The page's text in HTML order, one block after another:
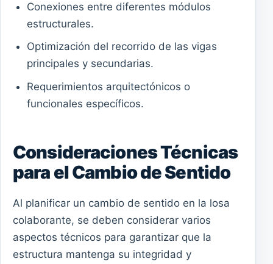
Conexiones entre diferentes módulos
estructurales.
Optimización del recorrido de las vigas
principales y secundarias.
Requerimientos arquitectónicos o
funcionales específicos.
Consideraciones Técnicas
para el Cambio de Sentido
Al planificar un cambio de sentido en la losa
colaborante, se deben considerar varios
aspectos técnicos para garantizar que la
estructura mantenga su integridad y